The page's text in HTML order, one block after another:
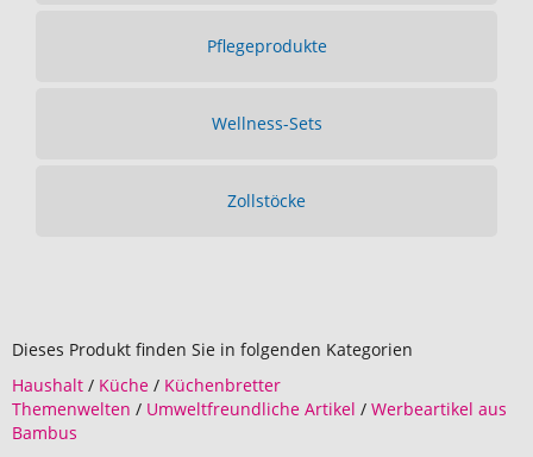
Pflegeprodukte
Wellness-Sets
Zollstöcke
Dieses Produkt finden Sie in folgenden Kategorien
Haushalt / Küche / Küchenbretter
Themenwelten / Umweltfreundliche Artikel / Werbeartikel aus
Bambus